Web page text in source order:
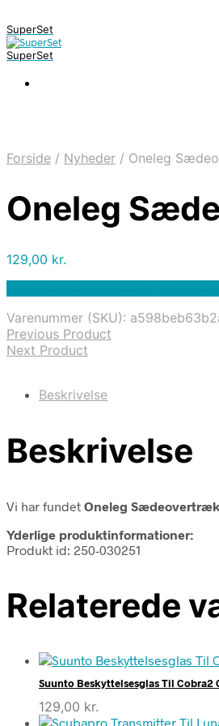
SuperSet
SuperSet
Forside / Nyheder / Oneleg
Oneleg
129,00 kr.
Varenummer (SKU):
Previous Product
Next Product
Beskrivelse
Beskrivelse
Vi har fundet Oneleg
Yderlige produktinformationer:
Produkt id: 250-030251
Relaterede
Suunto Beskyttelsesglas Til Cobra2
129,00 kr.